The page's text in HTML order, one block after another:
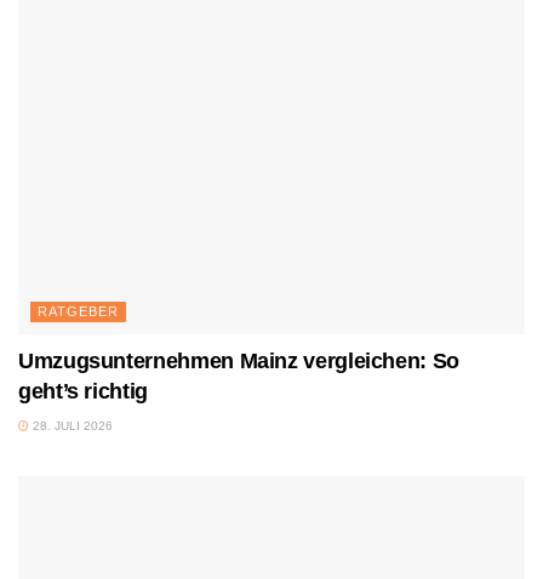
RATGEBER
Umzugsunternehmen Mainz vergleichen: So
geht’s richtig
28. JULI 2026